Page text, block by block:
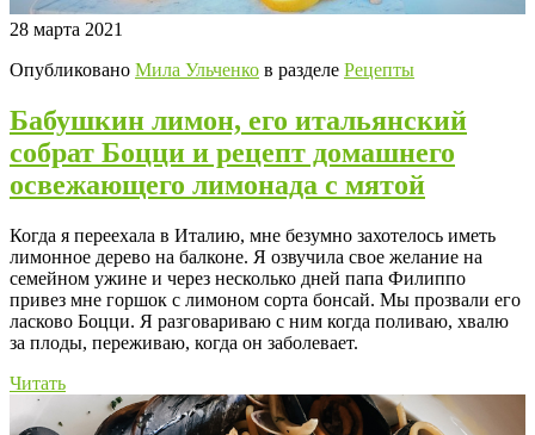
28 марта 2021
Опубликовано Мила Ульченко в разделе Рецепты
Бабушкин лимон, его итальянский
собрат Боцци и рецепт домашнего
освежающего лимонада с мятой
Когда я переехала в Италию, мне безумно захотелось иметь
лимонное дерево на балконе. Я озвучила свое желание на
семейном ужине и через несколько дней папа Филиппо
привез мне горшок с лимоном сорта бонсай. Мы прозвали его
ласково Боцци. Я разговариваю с ним когда поливаю, хвалю
за плоды, переживаю, когда он заболевает.
Читать